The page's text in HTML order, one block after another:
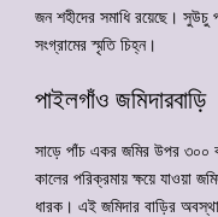
জন শহীদের সমাধি রয়েছে।
সংগ্রামের স্মৃতি চিহ্ন।
পাইলগাঁও জমিদারবাড়ি
সাড়ে পাঁচ একর জমির উপর ৩০০
কালের পরিক্রমায় ক্ষয়ে যাওয়া
ধারক। এই জমিদার বাড়ির